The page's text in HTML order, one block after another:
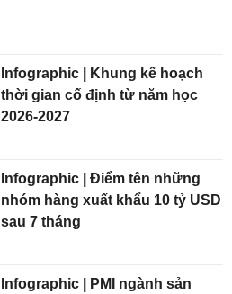
Infographic | Khung kế hoạch
thời gian cố định từ năm học
2026-2027
Infographic | Điểm tên những
nhóm hàng xuất khẩu 10 tỷ USD
sau 7 tháng
Infographic | PMI ngành sản